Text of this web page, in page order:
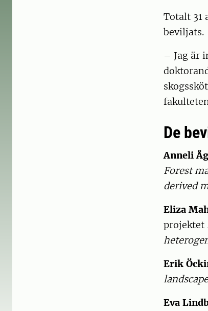
Totalt 31
beviljats.
– Jag är
De
Anneli
Forest
derived
Eliza
projektet
Erik
Eva